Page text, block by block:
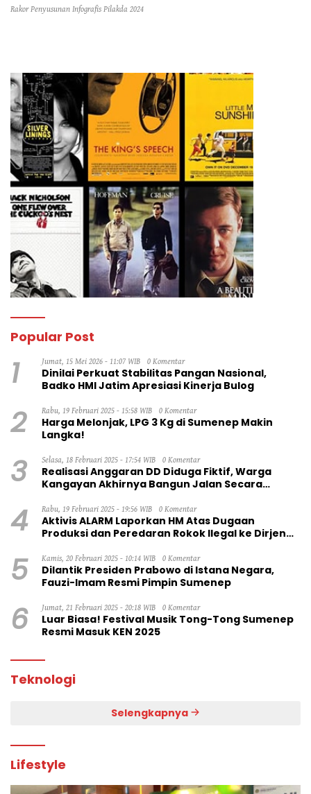
Rakor Penyusunan Infografis Pilakda 2024
Popular Post
1 Jumat, 15 Mei 2026 - 11:07 WIB 0 Komentar
Dinilai Perkuat Stabilitas Pangan Nasional,
Badko HMI Jatim Apresiasi Kinerja Bulog
2 Rabu, 19 Februari 2025 - 15:58 WIB 0 Komentar
Harga Melonjak, LPG 3 Kg di Sumenep Makin
Langka!
3 Selasa, 18 Februari 2025 - 17:54 WIB 0 Komentar
Realisasi Anggaran DD Diduga Fiktif, Warga
Kangayan Akhirnya Bangun Jalan Secara
4 Rabu, 19 Februari 2025 - 19:56 WIB 0 Komentar
Aktivis ALARM Laporkan HM Atas Dugaan
Produksi dan Peredaran Rokok Ilegal ke Dirjen
5 Kamis, 20 Februari 2025 - 10:14 WIB 0 Komentar
Dilantik Presiden Prabowo di Istana Negara,
Fauzi-Imam Resmi Pimpin Sumenep
6 Jumat, 21 Februari 2025 - 20:18 WIB 0 Komentar
Luar Biasa! Festival Musik Tong-Tong Sumenep
Resmi Masuk KEN 2025
Teknologi
Selengkapnya
Lifestyle